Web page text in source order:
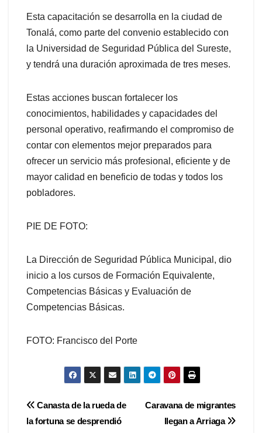
Esta capacitación se desarrolla en la ciudad de
Tonalá, como parte del convenio establecido con
la Universidad de Seguridad Pública del Sureste,
y tendrá una duración aproximada de tres meses.
Estas acciones buscan fortalecer los
conocimientos, habilidades y capacidades del
personal operativo, reafirmando el compromiso de
contar con elementos mejor preparados para
ofrecer un servicio más profesional, eficiente y de
mayor calidad en beneficio de todas y todos los
pobladores.
PIE DE FOTO:
La Dirección de Seguridad Pública Municipal, dio
inicio a los cursos de Formación Equivalente,
Competencias Básicas y Evaluación de
Competencias Básicas.
FOTO: Francisco del Porte
Navegación
Caravana de migrantes
llegan a Arriaga
Canasta de la rueda de
la fortuna se desprendió